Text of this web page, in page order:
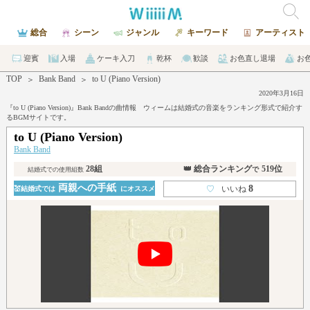
総合 シーン ジャンル キーワード アーティスト
迎賓 入場 ケーキ入刀 乾杯 歓談 お色直し退場 お
TOP ＞ Bank Band ＞ to U (Piano Version)
2020年3月16日
『to U (Piano Version)』Bank Bandの曲情報 ウィームは結婚式の音楽をランキング形式で紹介す
るBGMサイトです。
to U (Piano Version)
Bank Band
結婚式での使用組数28組 👑 総合ランキングで 519位
💒結婚式では両親への手紙 にオススメ ♡ いいね8